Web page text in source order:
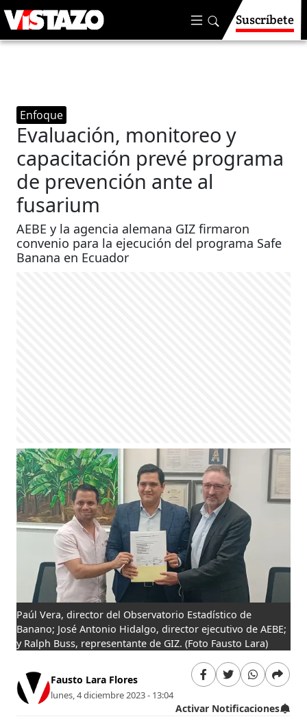
Suscríbete
Enfoque
Evaluación, monitoreo y
capacitación prevé programa
de prevención ante al
fusarium
AEBE y la agencia alemana GIZ firmaron
convenio para la ejecución del programa Safe
Banana en Ecuador
Paúl Vera, director del Observatorio Estadístico de
Banano; José Antonio Hidalgo, director ejecutivo de AEBE;
y Ralph Buss, representante de GIZ. (Foto Fausto Lara)
Fausto Lara Flores
lunes, 4 diciembre 2023 - 13:04
Activar Notificaciones